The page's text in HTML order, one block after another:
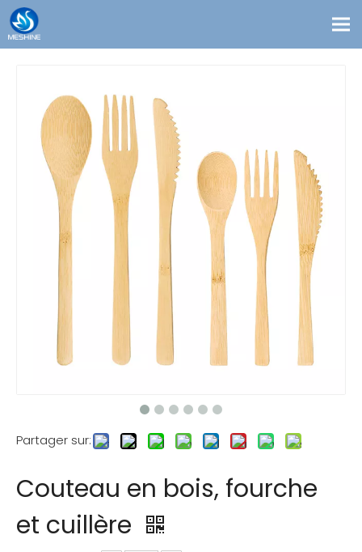
Coutume
Solutions
Contact
Blogs
À propos de nous
Partager sur:
Couteau en bois, fourche
et cuillère